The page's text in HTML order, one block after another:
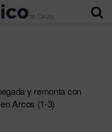
y remonta con
Arcos (1-3)